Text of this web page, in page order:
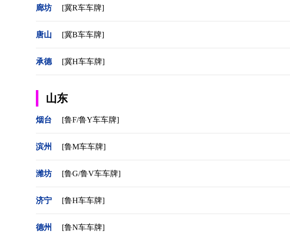
廊坊 [冀R车车牌]
唐山 [冀B车车牌]
承德 [冀H车车牌]
山东
烟台 [鲁F/鲁Y车车牌]
滨州 [鲁M车车牌]
潍坊 [鲁G/鲁V车车牌]
济宁 [鲁H车车牌]
德州 [鲁N车车牌]